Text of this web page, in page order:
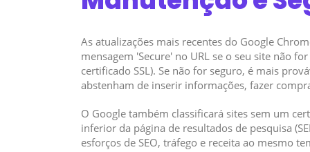
As atualizações mais recentes do Google
mensagem 'Secure' no URL se o seu site não
certificado SSL). Se não for seguro, é mais
abstenham de inserir informações, fazer
O Google também classificará sites sem um
inferior da página de resultados de pesquisa
esforços de SEO, tráfego e receita ao mesmo